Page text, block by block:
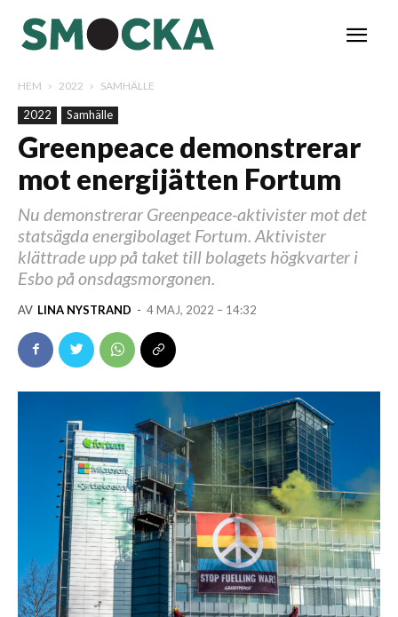
HEM 2022 SAMHÄLLE
2022 Samhälle
Greenpeace demonstrerar
mot energijätten Fortum
Nu demonstrerar Greenpeace-aktivister mot det
statsägda energibolaget Fortum. Aktivister
klättrade upp på taket till bolagets högkvarter i
Esbo på onsdagsmorgonen.
AV LINA NYSTRAND - 4 MAJ, 2022 – 14:32